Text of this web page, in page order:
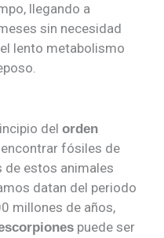
llegando a
sin necesidad
lento metabolismo
del orden
fósiles de
estos animales
datan del periodo
millones de años,
puede ser